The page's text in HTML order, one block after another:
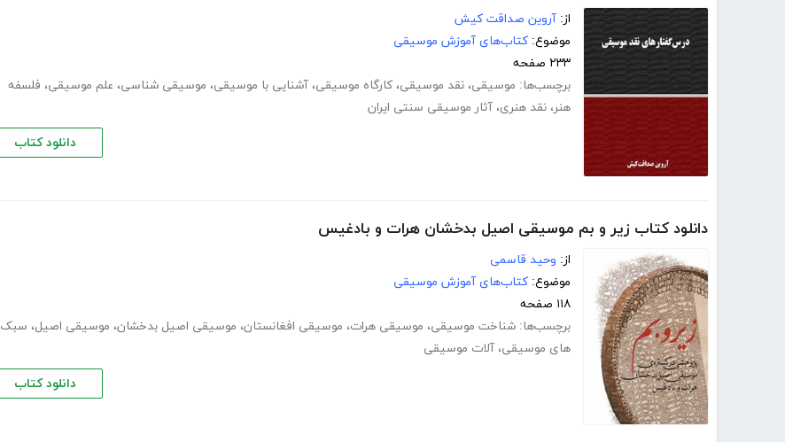
از: آروین صداقت کیش
موضوع: کتاب‌های آموزش موسیقی
۲۳۳ صفحه
برچسب‌ها: موسیقی، نقد موسیقی، کارگاه موسیقی، آشنایی با موسیقی، موسیقی شناسی، علم موسیقی، فلسفه
هنر، نقد هنری، آثار موسیقی سنتی ایران
دانلود کتاب
دانلود کتاب زیر و بم موسیقی اصیل بدخشان هرات و بادغیس
از: وحید قاسمی
موضوع: کتاب‌های آموزش موسیقی
۱۱۸ صفحه
برچسب‌ها: شناخت موسیقی، موسیقی هرات، موسیقی افغانستان، موسیقی اصیل بدخشان، موسیقی اصیل، سبک
های موسیقی، آلات موسیقی
دانلود کتاب